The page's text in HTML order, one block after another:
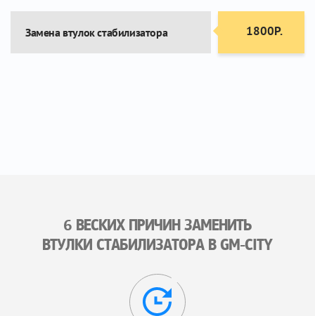
Замена втулок стабилизатора 1800Р.
6 ВЕСКИХ ПРИЧИН ЗАМЕНИТЬ
ВТУЛКИ СТАБИЛИЗАТОРА В GM-CITY